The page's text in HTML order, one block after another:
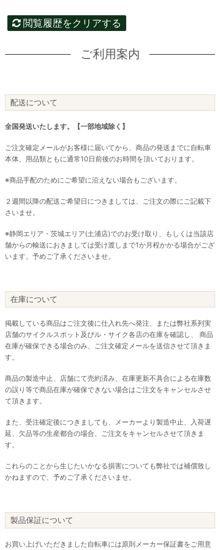
閲覧履歴をクリアする
ご利用案内
配送について
全国発送いたします。【一部地域除く】
ご注文確定メールがお客様に届いてから、商品の発送までに自転車
本体、用品類ともに通常10日前後のお時間を頂いております。
※商品手配のためにご希望に沿えない場合もございます。
２週間以降の配送ご希望日につきましては、ご注文の際にご記載下
さいませ。
※静岡エリア・茨城エリア(土浦店)でのお受け取り、もしくは当該店
舗からの輸送におきましては受け渡しまで1か月程かかる場合がござ
います。予めご了承くださいませ。
在庫について
掲載している商品はご注文後に仕入れ先へ発注、または弊社系列実
店舗のサイクルスポット及びル・サイク各店の在庫を確認し、 商品
在庫が確保できる場合のみ、ご注文確定メールを送信させて頂きま
す。
商品の製造中止、店舗にて売約済み、在庫更新不具合による在庫数
の誤り等で商品在庫が確保できない場合はご注文をキャンセルさせ
て頂きます。
また、受注確定後につきましても、メーカーより製造中止、入荷遅
延、欠品等の生産都合の場合、ご注文をキャンセルさせて頂きま
す。
これらのことから生じたいかなる損害についても弊社では補償致し
かねますので、予めご了承くださいませ。
製品保証について
お買い上げいただきました自転車には原則メーカー保証書をご用意